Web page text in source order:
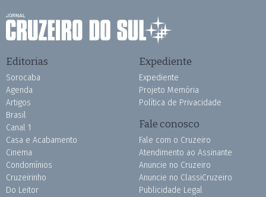
Editorias
Sorocaba
Agenda
Artigos
Brasil
Canal 1
Casa e Acabamento
Cinema
Condomínios
Cruzeirinho
Do Leitor
Expediente
Expediente
Projeto Memória
Política de Privacidade
Fale conosco
Fale com o Cruzeiro
Atendimento ao Assinante
Anuncie no Cruzeiro
Anuncie no ClassiCruzeiro
Publicidade Legal